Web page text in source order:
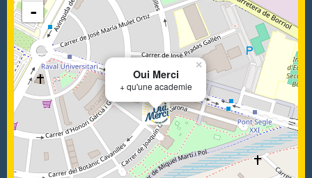
×
Oui Merci
+ qu'une academie
-